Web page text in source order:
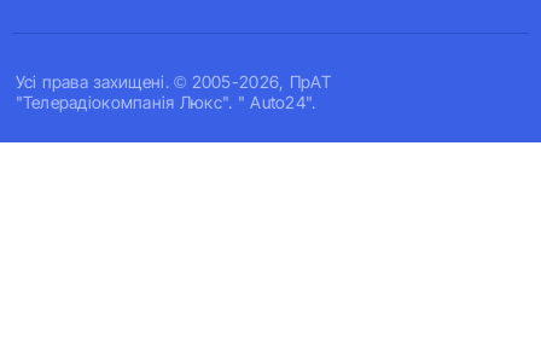
Усi права захищенi. © 2005-2026, ПрАТ
"Телерадіокомпанія Люкс". " Auto24".